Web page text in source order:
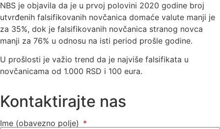
NBS je objavila da je u prvoj polovini 2020 godine broj
utvrđenih falsifikovanih novčanica domaće valute manji je
za 35%, dok je falsifikovanih novčanica stranog novca
manji za 76% u odnosu na isti period prošle godine.
U prošlosti je važio trend da je najviše falsifikata u
novčanicama od 1.000 RSD i 100 eura.
Kontaktirajte nas
Ime (obavezno polje)